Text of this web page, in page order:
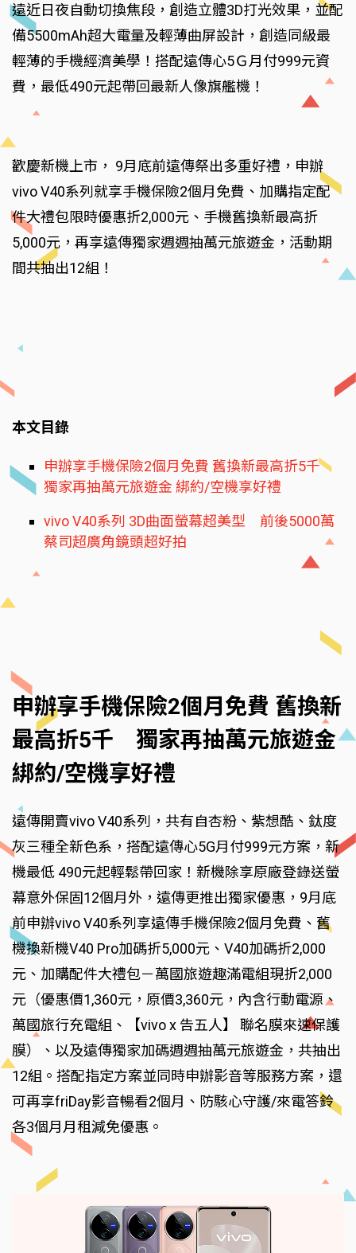
遠近日夜自動切換焦段，創造立體3D打光效果，並配
備5500mAh超大電量及輕薄曲屏設計，創造同級最
輕薄的手機經濟美學！搭配遠傳心5Ｇ月付999元資
費，最低490元起帶回最新人像旗艦機！
歡慶新機上市， 9月底前遠傳祭出多重好禮，申辦
vivo V40系列就享手機保險2個月免費、加購指定配
件大禮包限時優惠折2,000元、手機舊換新最高折
5,000元，再享遠傳獨家週週抽萬元旅遊金，活動期
間共抽出12組！
本文目錄
申辦享手機保險2個月免費 舊換新最高折5千
獨家再抽萬元旅遊金 綁約/空機享好禮
vivo V40系列 3D曲面螢幕超美型 前後5000萬
蔡司超廣角鏡頭超好拍
申辦享手機保險2個月免費 舊換新
最高折5千 獨家再抽萬元旅遊金
綁約/空機享好禮
遠傳開賣vivo V40系列，共有自杏粉、紫想酷、鈦度
灰三種全新色系，搭配遠傳心5G月付999元方案，新
機最低 490元起輕鬆帶回家！新機除享原廠登錄送螢
幕意外保固12個月外，遠傳更推出獨家優惠，9月底
前申辦vivo V40系列享遠傳手機保險2個月免費、舊
機換新機V40 Pro加碼折5,000元、V40加碼折2,000
元、加購配件大禮包－萬國旅遊趣滿電組現折2,000
元（優惠價1,360元，原價3,360元，內含行動電源、
萬國旅行充電組、【vivo x 告五人】 聯名膜來速保護
膜）、以及遠傳獨家加碼週週抽萬元旅遊金，共抽出
12組。搭配指定方案並同時申辦影音等服務方案，還
可再享friDay影音暢看2個月、防駭心守護/來電答鈴
各3個月月租減免優惠。